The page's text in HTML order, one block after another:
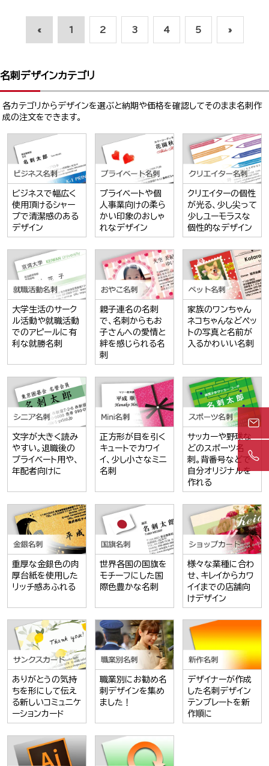
« 1 2 3 4 5 »
名刺デザインカテゴリ
各カテゴリからデザインを選ぶと納期や価格を確認してそのまま名刺作
成の注文をできます。
ビジネスで幅広く
使用頂けるシャー
プで清潔感のある
デザイン
プライベートや個
人事業向けの柔ら
かい印象のおしゃ
れなデザイン
クリエイターの個性
が光る、少し尖って
少しユーモラスな
個性的なデザイン
大学生活のサーク
ル活動や就職活動
でのアピールに有
利な就勝名刺
親子連名の名刺
で、名刺からもお
子さんへの愛情と
絆を感じられる名
刺
家族のワンちゃん
ネコちゃんなどペッ
トの写真と名前が
入るかわいい名刺
文字が大きく読み
やすい。退職後の
プライベート用や、
年配者向けに
正方形が目を引く
キュートでカワイ
イ、少し小さなミニ
名刺
サッカーや野球な
どのスポーツ名
刺。背番号などで
自分オリジナルを
作れる
重厚な金銀色の肉
厚台紙を使用した
リッチ感あふれる
世界各国の国旗を
モチーフにした国
際色豊かな名刺
様々な業種に合わ
せ、キレイからカワ
イイまでの店舗向
けデザイン
ありがとうの気持
ちを形にして伝え
る新しいコミュニケ
ーションカード
職業別にお勧め名
刺デザインを集め
ました！
デザイナーが作成
した名刺デザイン
テンプレートを新
作順に